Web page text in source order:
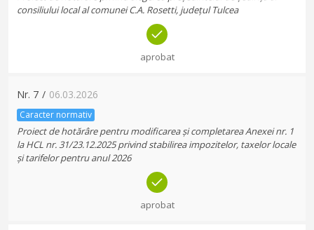
consiliului local al comunei C.A. Rosetti, județul Tulcea
aprobat
Nr. 7 / 06.03.2026
Caracter normativ
Proiect de hotărâre pentru modificarea și completarea Anexei nr. 1
la HCL nr. 31/23.12.2025 privind stabilirea impozitelor, taxelor locale
și tarifelor pentru anul 2026
aprobat